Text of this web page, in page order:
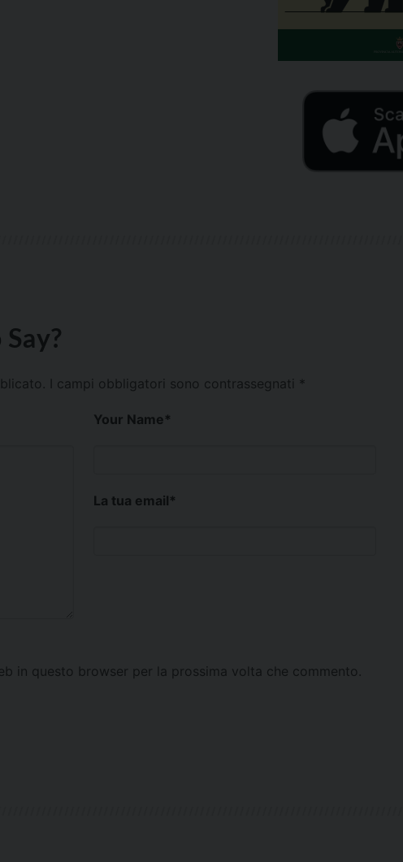
I campi obbligatori sono contrassegnati *
Your Name*
La tua email*
in questo browser per la prossima volta che commento.